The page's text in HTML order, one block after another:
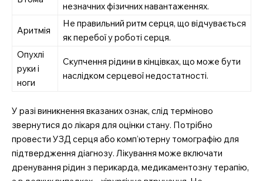
незначних фізичних навантаженнях.
Аритмія
Не правильний ритм серця, що відчувається
як перебої у роботі серця.
Опухлі
руки і
ноги
Скупчення рідини в кінцівках, що може бути
наслідком серцевої недостатності.
У разі виникнення вказаних ознак, слід терміново
звернутися до лікаря для оцінки стану. Потрібно
провести УЗД серця або комп’ютерну томографію для
підтвердження діагнозу. Лікування може включати
дренування рідин з перикарда, медикаментозну терапію,